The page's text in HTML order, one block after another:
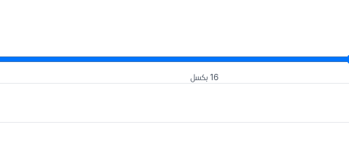
16 بكسل